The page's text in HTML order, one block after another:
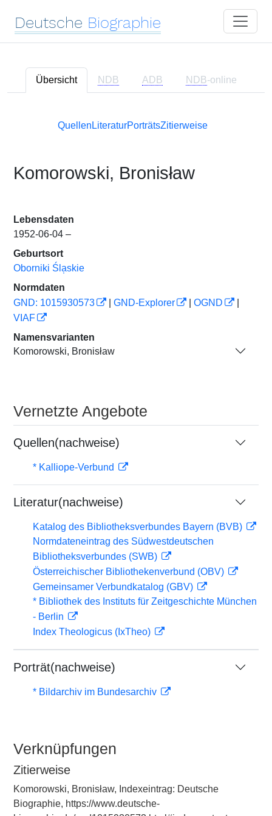
Deutsche Biographie
Übersicht NDB ADB NDB-online
Quellen LiteraturPorträtsZitierweise
Komorowski, Bronisław
Lebensdaten
1952-06-04 –
Geburtsort
Oborniki Śla̜skie
Normdaten
GND: 1015930573
GND-Explorer OGND
VIAF
Namensvarianten
Komorowski, Bronisław
Vernetzte Angebote
Quellen(nachweise)
* Kalliope-Verbund
Literatur(nachweise)
Katalog des Bibliotheksverbundes Bayern (BVB)
Normdateneintrag des Südwestdeutschen
Bibliotheksverbundes (SWB)
Österreichischer Bibliothekenverbund (OBV)
Gemeinsamer Verbundkatalog (GBV)
* Bibliothek des Instituts für Zeitgeschichte München
- Berlin
Index Theologicus (IxTheo)
Porträt(nachweise)
* Bildarchiv im Bundesarchiv
Verknüpfungen
Zitierweise
Komorowski, Bronisław, Indexeintrag: Deutsche
Biographie, https://www.deutsche-